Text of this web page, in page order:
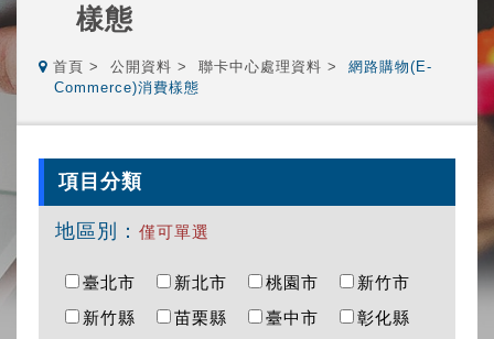
樣態
首頁 公開資料 聯卡中心處理資料
網路購物(E-
Commerce)消費樣態
項目分類
地區別： 僅可單選
臺北市 新北市 桃園市
新竹市
新竹縣
苗栗縣 臺中市
彰化縣